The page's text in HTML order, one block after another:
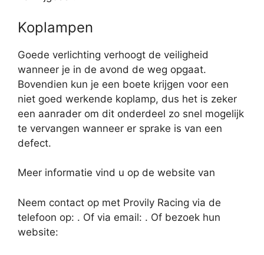
Koplampen
Goede verlichting verhoogt de veiligheid
wanneer je in de avond de weg opgaat.
Bovendien kun je een boete krijgen voor een
niet goed werkende koplamp, dus het is zeker
een aanrader om dit onderdeel zo snel mogelijk
te vervangen wanneer er sprake is van een
defect.
Meer informatie vind u op de website van
Neem contact op met Provily Racing via de
telefoon op: . Of via email: . Of bezoek hun
website: